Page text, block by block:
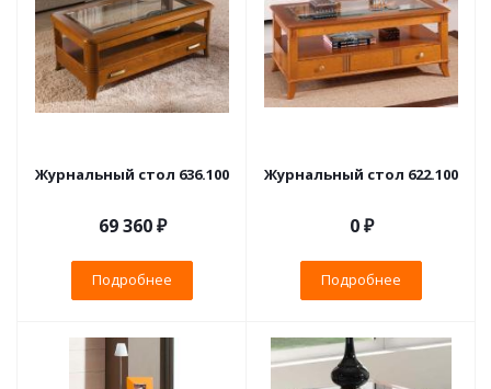
Журнальный стол 636.100
69 360 ₽
Подробнее
Журнальный стол 622.100
0 ₽
Подробнее